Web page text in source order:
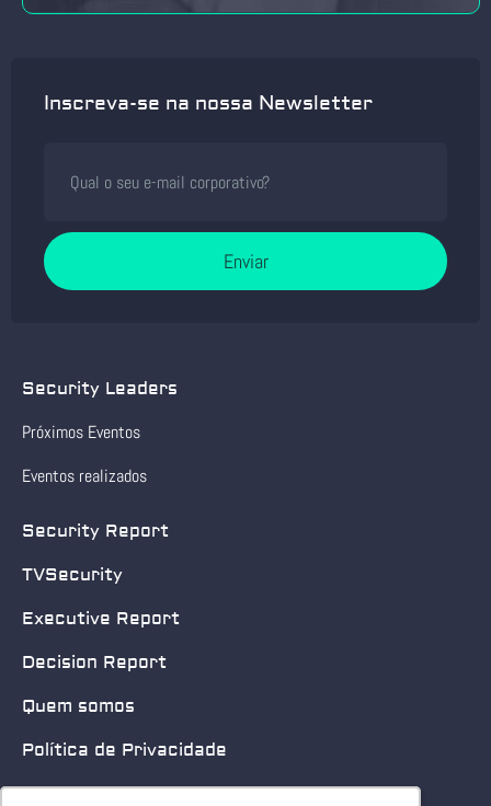
Inscreva-se na nossa Newsletter
Enviar
Security Leaders
Próximos Eventos
Eventos realizados
Security Report
TVSecurity
Executive Report
Decision Report
Quem somos
Política de Privacidade
Quero patrocinar